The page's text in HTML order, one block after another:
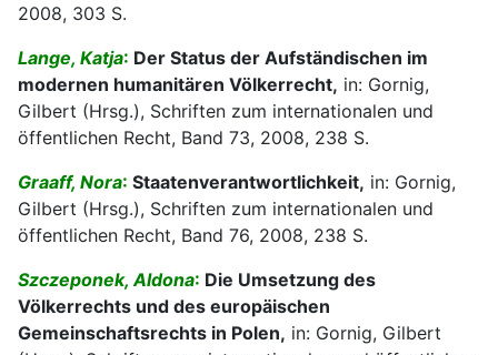
2008, 303 S.
Lange, Katja: Der Status der Aufständischen im
modernen humanitären Völkerrecht, in: Gornig,
Gilbert (Hrsg.), Schriften zum internationalen und
öffentlichen Recht, Band 73, 2008, 238 S.
Graaff, Nora: Staatenverantwortlichkeit, in: Gornig,
Gilbert (Hrsg.), Schriften zum internationalen und
öffentlichen Recht, Band 76, 2008, 238 S.
Szczeponek, Aldona: Die Umsetzung des
Völkerrechts und des europäischen
Gemeinschaftsrechts in Polen, in: Gornig, Gilbert